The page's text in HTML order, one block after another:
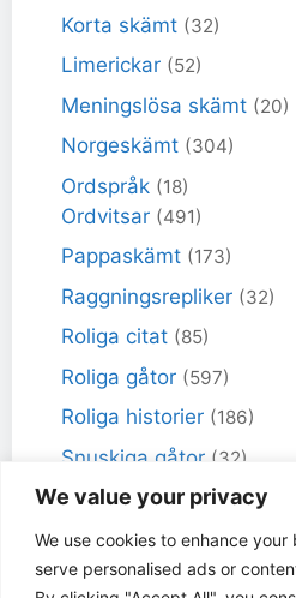
We value your privacy
We use cookies to enhance
serve personalised ads or
Korta skämt (32)
Limerickar (52)
Meningslösa skämt (20)
Norgeskämt (304)
Ordspråk (18)
Ordvitsar (491)
Pappaskämt (173)
Raggningsrepliker (32)
Roliga citat (85)
Roliga gåtor (597)
Roliga historier (186)
Snuskiga gåtor (32)
Snuskiga skämt(98)
Sportskämt (18)
Torra skämt (461)